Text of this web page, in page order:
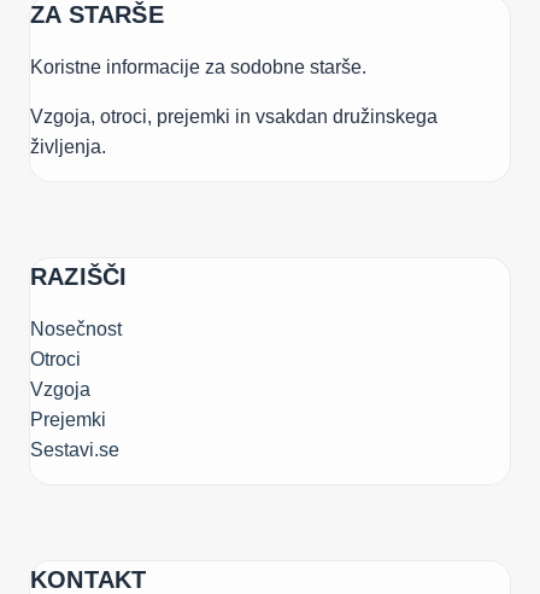
ZA STARŠE
Koristne informacije za sodobne starše.
Vzgoja, otroci, prejemki in vsakdan družinskega
življenja.
RAZIŠČI
Nosečnost
Otroci
Vzgoja
Prejemki
Sestavi.se
KONTAKT